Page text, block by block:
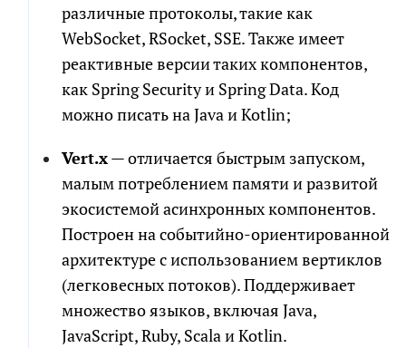
различные протоколы, такие как
WebSocket, RSocket, SSE. Также имеет
реактивные версии таких компонентов,
как Spring Security и Spring Data. Код
можно писать на Java и Kotlin;
Vert.x— отличается быстрым запуском,
малым потреблением памяти и развитой
экосистемой асинхронных компонентов.
Построен на событийно-ориентированной
архитектуре с использованием вертиклов
(легковесных потоков). Поддерживает
множество языков, включая Java,
JavaScript, Ruby, Scala и Kotlin.